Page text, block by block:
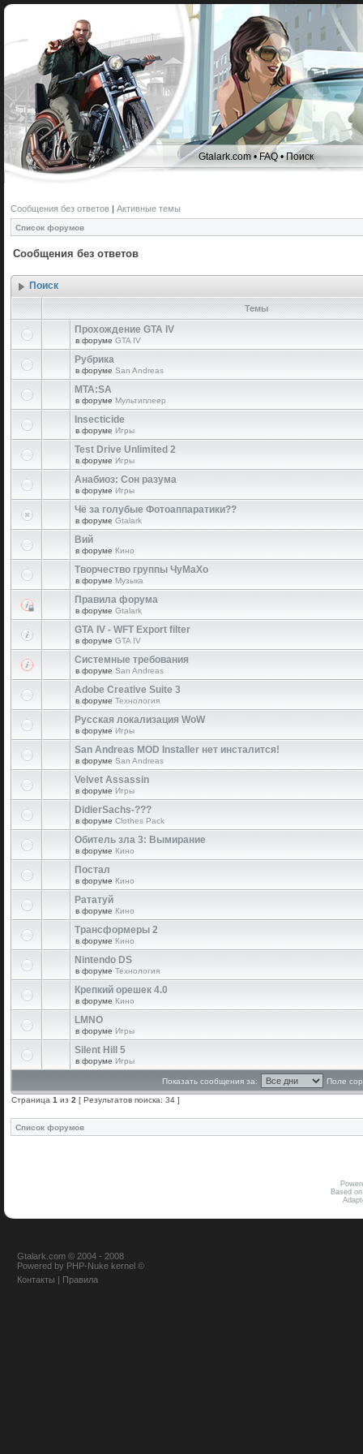
Gtalark.com •FAQ•Поиск
Сообщения без ответов | Активные темы
Список форумов
Сообщения без ответов
Поиск
Темы
Прохождение GTA IV
в форуме GTA IV
Рубрика
в форуме San Andreas
MTA:SA
в форуме Мультиплеер
Insecticide
в форуме Игры
Test Drive Unlimited 2
в форуме Игры
Анабиоз: Сон разума
в форуме Игры
Чё за голубые Фотоаппаратики??
в форуме Gtalark
Вий
в форуме Кино
Творчество группы ЧуМаХо
в форуме Музыка
Правила форума
в форуме Gtalark
GTA IV - WFT Export filter
в форуме GTA IV
Системные требования
в форуме San Andreas
Adobe Creative Suite 3
в форуме Технология
Русская локализация WoW
в форуме Игры
San Andreas MOD Installer нет инсталится!
в форуме San Andreas
Velvet Assassin
в форуме Игры
DidierSachs-???
в форуме Clothes Pack
Обитель зла 3: Вымирание
в форуме Кино
Постал
в форуме Кино
Рататуй
в форуме Кино
Трансформеры 2
в форуме Кино
Nintendo DS
в форуме Технология
Крепкий орешек 4.0
в форуме Кино
LMNO
в форуме Игры
Silent Hill 5
в форуме Игры
Показать сообщения за: Поле
Страница 1 из 2 [ Результатов поиска: 34 ]
Список форумов
Based
Gtalark.com © 2004 - 2008
Powered by PHP-Nuke kernel ©
Контакты | Правила